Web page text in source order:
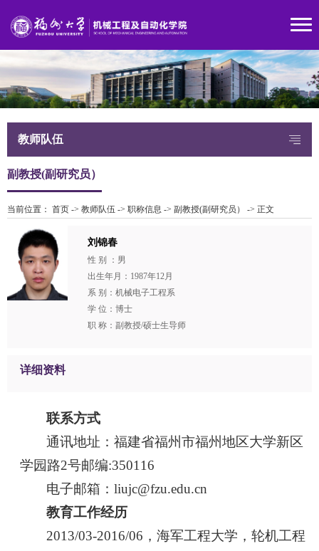
教师队伍
副教授(副研究员）
当前位置： 首页 -> 教师队伍 -> 职称信息 -> 副教授(副研究员） -> 正文
刘锦春
性 别 ：男
出生年月：1987年12月
系 别：机械电子工程系
学 位：博士
职 称：副教授/硕士生导师
详细资料
联系方式
通讯地址：福建省福州市福州地区大学新区
学园路2号邮编:350116
电子邮箱：liujc@fzu.edu.cn
教育工作经历
2013/03-2016/06，海军工程大学，轮机工程